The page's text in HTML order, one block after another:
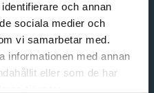
och annan
sociala medier och
vi samarbetar med.
informationen med annan
eller som de har